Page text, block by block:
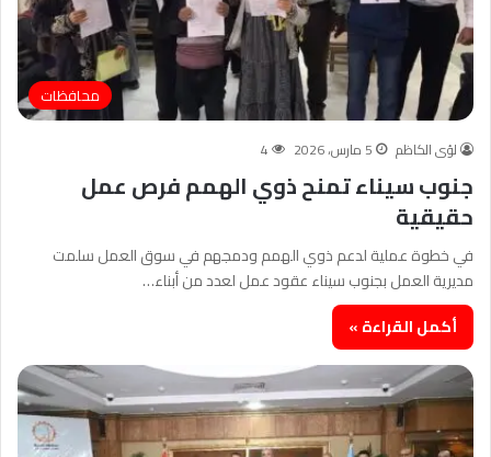
محافظات
لؤى الكاظم 5 مارس، 2026 4
جنوب سيناء تمنح ذوي الهمم فرص عمل
حقيقية
في خطوة عملية لدعم ذوي الهمم ودمجهم في سوق العمل سلمت
مديرية العمل بجنوب سيناء عقود عمل لعدد من أبناء…
أكمل القراءة »